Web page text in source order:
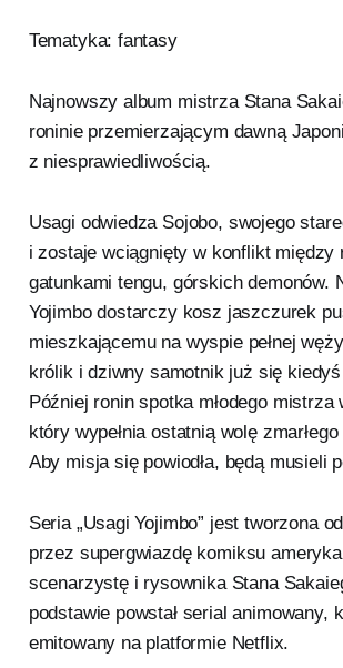
Tematyka: fantasy
Najnowszy album mistrza Stana
roninie przemierzającym dawną
z niesprawiedliwością.
Usagi odwiedza Sojobo, swojego
i zostaje wciągnięty w konflikt między
gatunkami tengu, górskich demonów.
Yojimbo dostarczy kosz jaszczurek
mieszkającemu na wyspie pełnej
królik i dziwny samotnik już się
Później ronin spotka młodego mistrza
który wypełnia ostatnią wolę
Aby misja się powiodła, będą musieli
Seria „Usagi Yojimbo” jest tworzona
przez supergwiazdę komiksu
scenarzystę i rysownika Stana
podstawie powstał serial animowany,
emitowany na platformie Netflix.